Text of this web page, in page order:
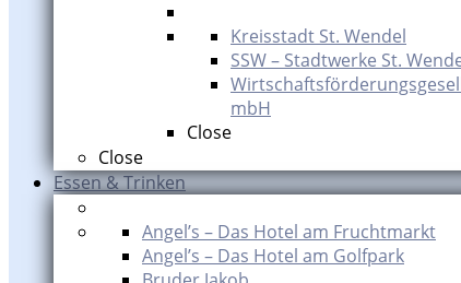
Kreisstadt St. Wendel
SSW – Stadtwerke St.
mbH
Close
Close
Essen & Trinken
Angel’s – Das Hotel am Fruchtmarkt
Angel’s – Das Hotel am Golfpark